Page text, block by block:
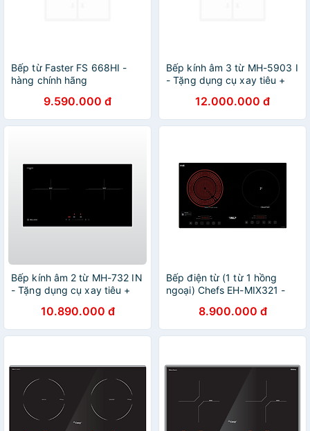
Bếp từ Faster FS 668HI -
hàng chính hãng
9.590.000 đ
Bếp kính âm 3 từ MH-5903 I
- Tặng dụng cụ xay tiêu +
chính hãng12.000.000 đ
Bếp kính âm 2 từ MH-732 IN
- Tặng dụng cụ xay tiêu +
10.890.000 đ
Bếp điện từ (1 từ 1 hồng
ngoại) Chefs EH-MIX321 -
8.900.000 đ